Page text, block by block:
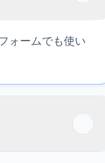
ォームでも使い